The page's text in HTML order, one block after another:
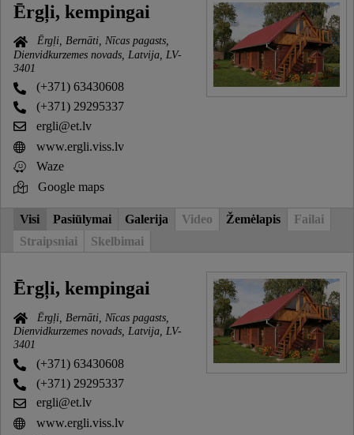
Ērgļi, kempingai
Ērgļi, Bernāti, Nīcas pagasts,
Dienvidkurzemes novads, Latvija, LV-
3401
(+371) 63430608
(+371) 29295337
ergli@et.lv
www.ergli.viss.lv
Waze
Google maps
Visi Pasiūlymai Galerija Video Žemėlapis
Failai
Straipsniai
Skelbimai
Ērgļi, kempingai
Ērgļi, Bernāti, Nīcas pagasts,
Dienvidkurzemes novads, Latvija, LV-
3401
(+371) 63430608
(+371) 29295337
ergli@et.lv
www.ergli.viss.lv